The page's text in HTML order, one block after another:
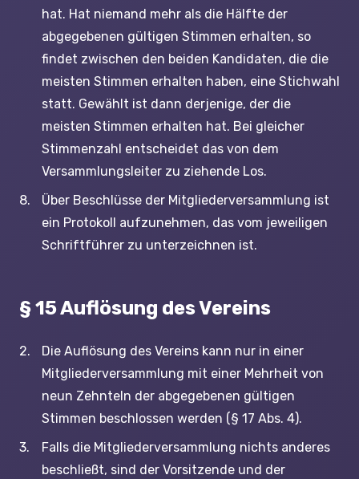
hat. Hat niemand mehr als die Hälfte der
abgegebenen gültigen Stimmen erhalten, so
findet zwischen den beiden Kandidaten, die die
meisten Stimmen erhalten haben, eine Stichwahl
statt. Gewählt ist dann derjenige, der die
meisten Stimmen erhalten hat. Bei gleicher
Stimmenzahl entscheidet das von dem
Versammlungsleiter zu ziehende Los.
Über Beschlüsse der Mitgliederversammlung ist
ein Protokoll aufzunehmen, das vom jeweiligen
Schriftführer zu unterzeichnen ist.
§ 15 Auflösung des Vereins
Die Auflösung des Vereins kann nur in einer
Mitgliederversammlung mit einer Mehrheit von
neun Zehnteln der abgegebenen gültigen
Stimmen beschlossen werden (§ 17 Abs. 4).
Falls die Mitgliederversammlung nichts anderes
beschließt, sind der Vorsitzende und der